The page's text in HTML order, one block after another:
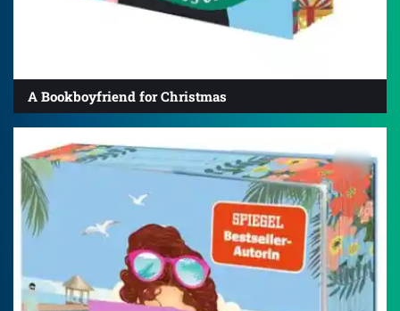
A Bookboyfriend for Christmas